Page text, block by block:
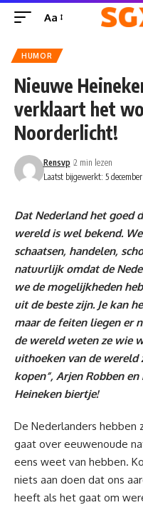
Aa
HUMOR
Nieuwe
verklaart het
Noorderlicht!
Laatst bijgewerkt: 5
Rensvp 2 min lezen
Dat Nederland het goed
wereld is wel bekend.
schaatsen, handelen,
natuurlijk omdat de
we de mogelijkheden
uit de beste zijn. Je kan
maar de feiten liegen er
de wereld weten ze wie
uithoeken van de wereld
kopen”, Arjen Robben
Heineken biertje!
De Nederlanders hebben
gaat over eeuwenoude
eens weet van hebben.
niets aan doen dat ons
heeft als het gaat om